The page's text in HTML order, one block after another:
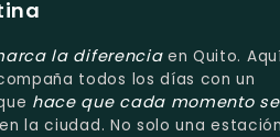
la diferenciaen Quito.
todos los días con un
hace que cada momento
la ciudad. No solo una